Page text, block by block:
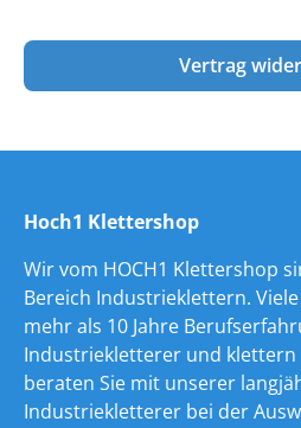
Vertrag
Hoch1 Klettershop
Wir vom HOCH1 Klettershop
Bereich Industrieklettern.
mehr als 10 Jahre
Industriekletterer und klettern
beraten Sie mit unserer
Industriekletterer bei der